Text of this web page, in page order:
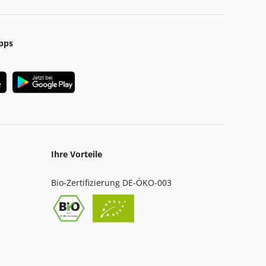
Ihre Vorteile
Bio-Zertifizierung DE-ÖKO-003